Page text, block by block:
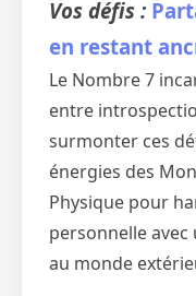
Vos défis :
en restant
Le Nombre 7
entre
surmonter ces
énergies des
Physique pour
personnelle
au monde